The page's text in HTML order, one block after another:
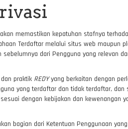
memastikan kepatuhan stafnya
Terdaftar melalui situs web maupun
dari Pengguna yang relevan
praktik REDYyang berkaitan dengan
yang terdaftar dan tidak terdaftar,
dengan kebijakan dan kewenangan
bagian dari Ketentuan Penggunaan